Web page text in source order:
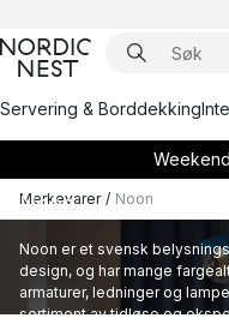
Servering & Borddekking
Merkevarer / Noon
Noon
Noon er et svensk
design, og har mange
armaturer, ledninger og
sortiment av tidløse og